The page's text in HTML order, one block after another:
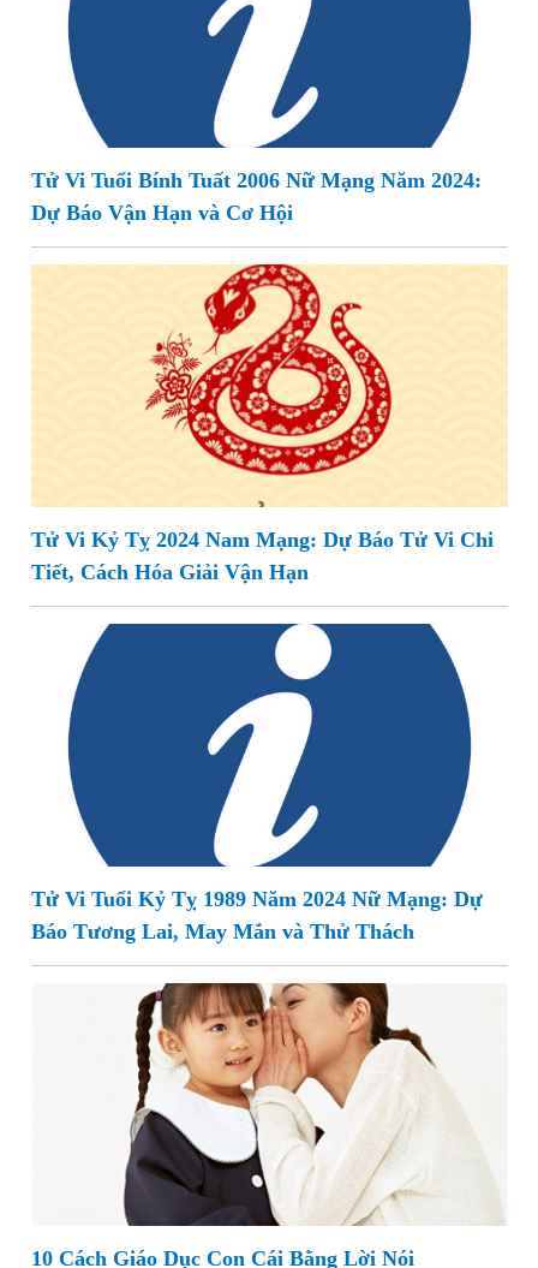
Tử Vi Tuổi Bính Tuất 2006 Nữ Mạng Năm 2024:
Dự Báo Vận Hạn và Cơ Hội
Tử Vi Kỷ Tỵ 2024 Nam Mạng: Dự Báo Tử Vi Chi
Tiết, Cách Hóa Giải Vận Hạn
Tử Vi Tuổi Kỷ Tỵ 1989 Năm 2024 Nữ Mạng: Dự
Báo Tương Lai, May Mắn và Thử Thách
10 Cách Giáo Dục Con Cái Bằng Lời Nói